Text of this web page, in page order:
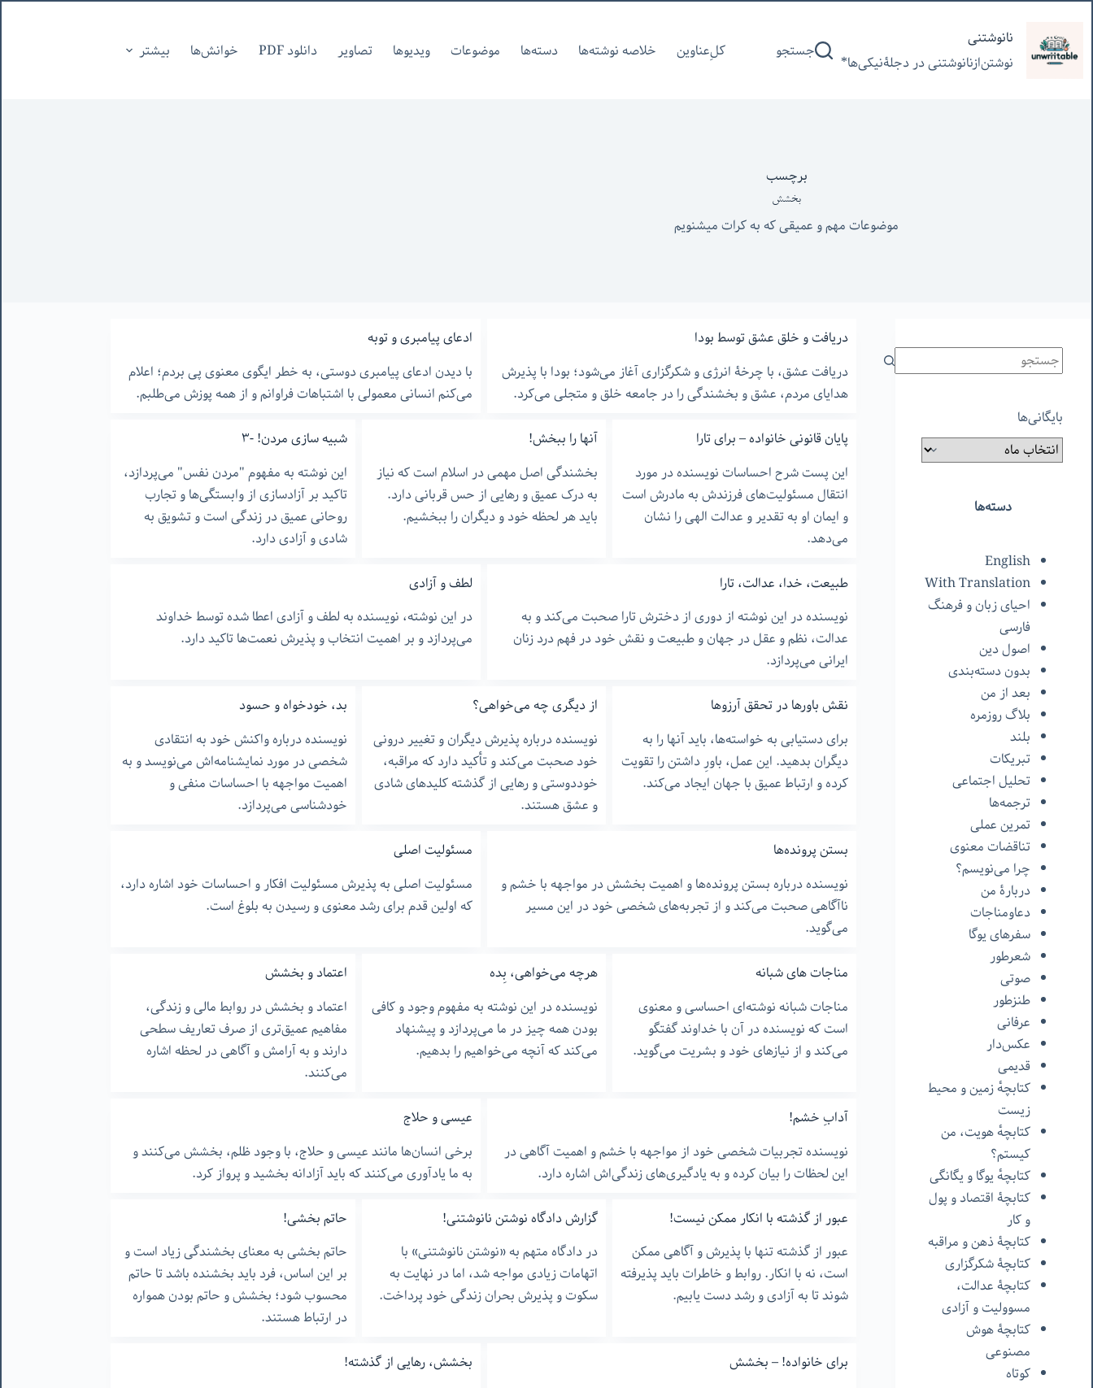
محتوا
نانوشتنی
نوشتن‌از‌نانوشتنی‌ در‌ دجلۀنیکی‌ها*
جستجو کل‌ِعناوین خلاصه نوشته‌ها دسته‌ها موضوعات ویدیوها تصاویر دانلود PDF خوانش‌ها بیشتر
برچسب
بخشش
موضوعات مهم و عمیقی که به کرات میشنویم
دریافت و خلق عشق توسط بودا
دریافت عشق، با چرخۀ انرژی و شکرگزاری آغاز می‌شود؛ بودا با پذیرش
هدایای مردم، عشق و بخشندگی را در جامعه خلق و متجلی می‌کرد.
ادعای پیامبری و توبه
با دیدن ادعای پیامبری دوستی، به خطر ایگوی معنوی پی بردم؛ اعلام
می‌کنم انسانی معمولی با اشتباهات فراوانم و از همه پوزش می‌طلبم.
پایان قانونی خانواده – برای تارا
این پست شرح احساسات نویسنده در مورد
انتقال مسئولیت‌های فرزندش به مادرش است
و ایمان او به تقدیر و عدالت الهی را نشان
می‌دهد.
آنها را ببخش!
بخشندگی اصل مهمی در اسلام است که نیاز
به درک عمیق و رهایی از حس قربانی دارد.
باید هر لحظه خود و دیگران را ببخشیم.
شبیه سازی مردن! -٣
این نوشته به مفهوم "مردن نفس" می‌پردازد،
تاکید بر آزادسازی از وابستگی‌ها و تجارب
روحانی عمیق در زندگی است و تشویق به
شادی و آزادی دارد.
طبیعت، خدا، عدالت، تارا
نویسنده در این نوشته از دوری از دخترش تارا صحبت می‌کند و به
عدالت، نظم و عقل در جهان و طبیعت و نقش خود در فهم درد زنان
ایرانی می‌پردازد.
لطف و آزادی
در این نوشته، نویسنده به لطف و آزادی اعطا شده توسط خداوند
می‌پردازد و بر اهمیت انتخاب و پذیرش نعمت‌ها تاکید دارد.
نقش باورها در تحقق آرزوها
برای دستیابی به خواسته‌ها، باید آنها را به
دیگران بدهید. این عمل، باورِ داشتن را تقویت
کرده و ارتباط عمیق با جهان ایجاد می‌کند.
از دیگری چه می‌خواهی؟
نویسنده درباره پذیرش دیگران و تغییر درونی
خود صحبت می‌کند و تأکید دارد که مراقبه،
خوددوستی و رهایی از گذشته کلیدهای شادی
و عشق هستند.
بد، خودخواه و حسود
نویسنده درباره واکنش خود به انتقادی
شخصی در مورد نمایشنامه‌اش می‌نویسد و به
اهمیت مواجهه با احساسات منفی و
خودشناسی می‌پردازد.
بستن پرونده‌ها
نویسنده درباره بستن پرونده‌ها و اهمیت بخشش در مواجهه با خشم و
ناآگاهی صحبت می‌کند و از تجربه‌های شخصی خود در این مسیر
می‌گوید.
مسئولیت اصلی
مسئولیت اصلی به پذیرش مسئولیت افکار و احساسات خود اشاره دارد،
که اولین قدم برای رشد معنوی و رسیدن به بلوغ است.
مناجات های شبانه
مناجات شبانه نوشته‌ای احساسی و معنوی
است که نویسنده در آن با خداوند گفتگو
می‌کند و از نیازهای خود و بشریت می‌گوید.
هرچه می‌خواهی، بِده
نویسنده در این نوشته به مفهوم وجود و کافی
بودن همه چیز در ما می‌پردازد و پیشنهاد
می‌کند که آنچه می‌خواهیم را بدهیم.
اعتماد و بخشش
اعتماد و بخشش در روابط مالی و زندگی،
مفاهیم عمیق‌تری از صرف تعاریف سطحی
دارند و به آرامش و آگاهی در لحظه اشاره
می‌کنند.
آدابِ خشم!
نویسنده تجربیات شخصی خود از مواجهه با خشم و اهمیت آگاهی در
این لحظات را بیان کرده و به یادگیری‌های زندگی‌اش اشاره دارد.
عیسی و حلاج
برخی انسان‌ها مانند عیسی و حلاج، با وجود ظلم، بخشش می‌کنند و
به ما یادآوری می‌کنند که باید آزادانه بخشید و پرواز کرد.
عبور از گذشته با انکار ممکن نیست!
عبور از گذشته تنها با پذیرش و آگاهی ممکن
است، نه با انکار. روابط و خاطرات باید پذیرفته
شوند تا به آزادی و رشد دست یابیم.
گزارش دادگاه نوشتن نانوشتنی!
در دادگاه متهم به «نوشتن نانوشتنی» با
اتهامات زیادی مواجه شد، اما در نهایت به
سکوت و پذیرش بحران زندگی خود پرداخت.
حاتم بخشی!
حاتم بخشی به معنای بخشندگی زیاد است و
بر این اساس، فرد باید بخشنده باشد تا حاتم
محسوب شود؛ بخشش و حاتم بودن همواره
در ارتباط هستند.
برای خانواده! – بخشش
بخشش، رهایی از گذشته!
بایگانی‌ها
دسته‌ها
English
With Translation
احیای زبان و فرهنگ
فارسی
اصول دین
بدون دسته‌بندی
بعد از من
بلاگ روزمره
بلند
تبریکات
تحلیل اجتماعی
ترجمه‌ها
تمرین عملی
تناقضات معنوی
چرا می‌نویسم؟
دربارۀ من
دعاومناجات
سفرهای یوگا
شعرطور
صوتی
طنزطور
عرفانی
عکس‌دار
قدیمی
کتابچهٔ زمین و محیط
زیست
کتابچهٔ هویت، من
کیستم؟
کتابچهٔ یوگا و یگانگی
کتابچۀ اقتصاد و پول
و کار
کتابچۀ ذهن و مراقبه
کتابچۀ شکرگزاری
کتابچۀ عدالت،
مسوولیت و آزادی
کتابچۀ هوش
مصنوعی
کوتاه